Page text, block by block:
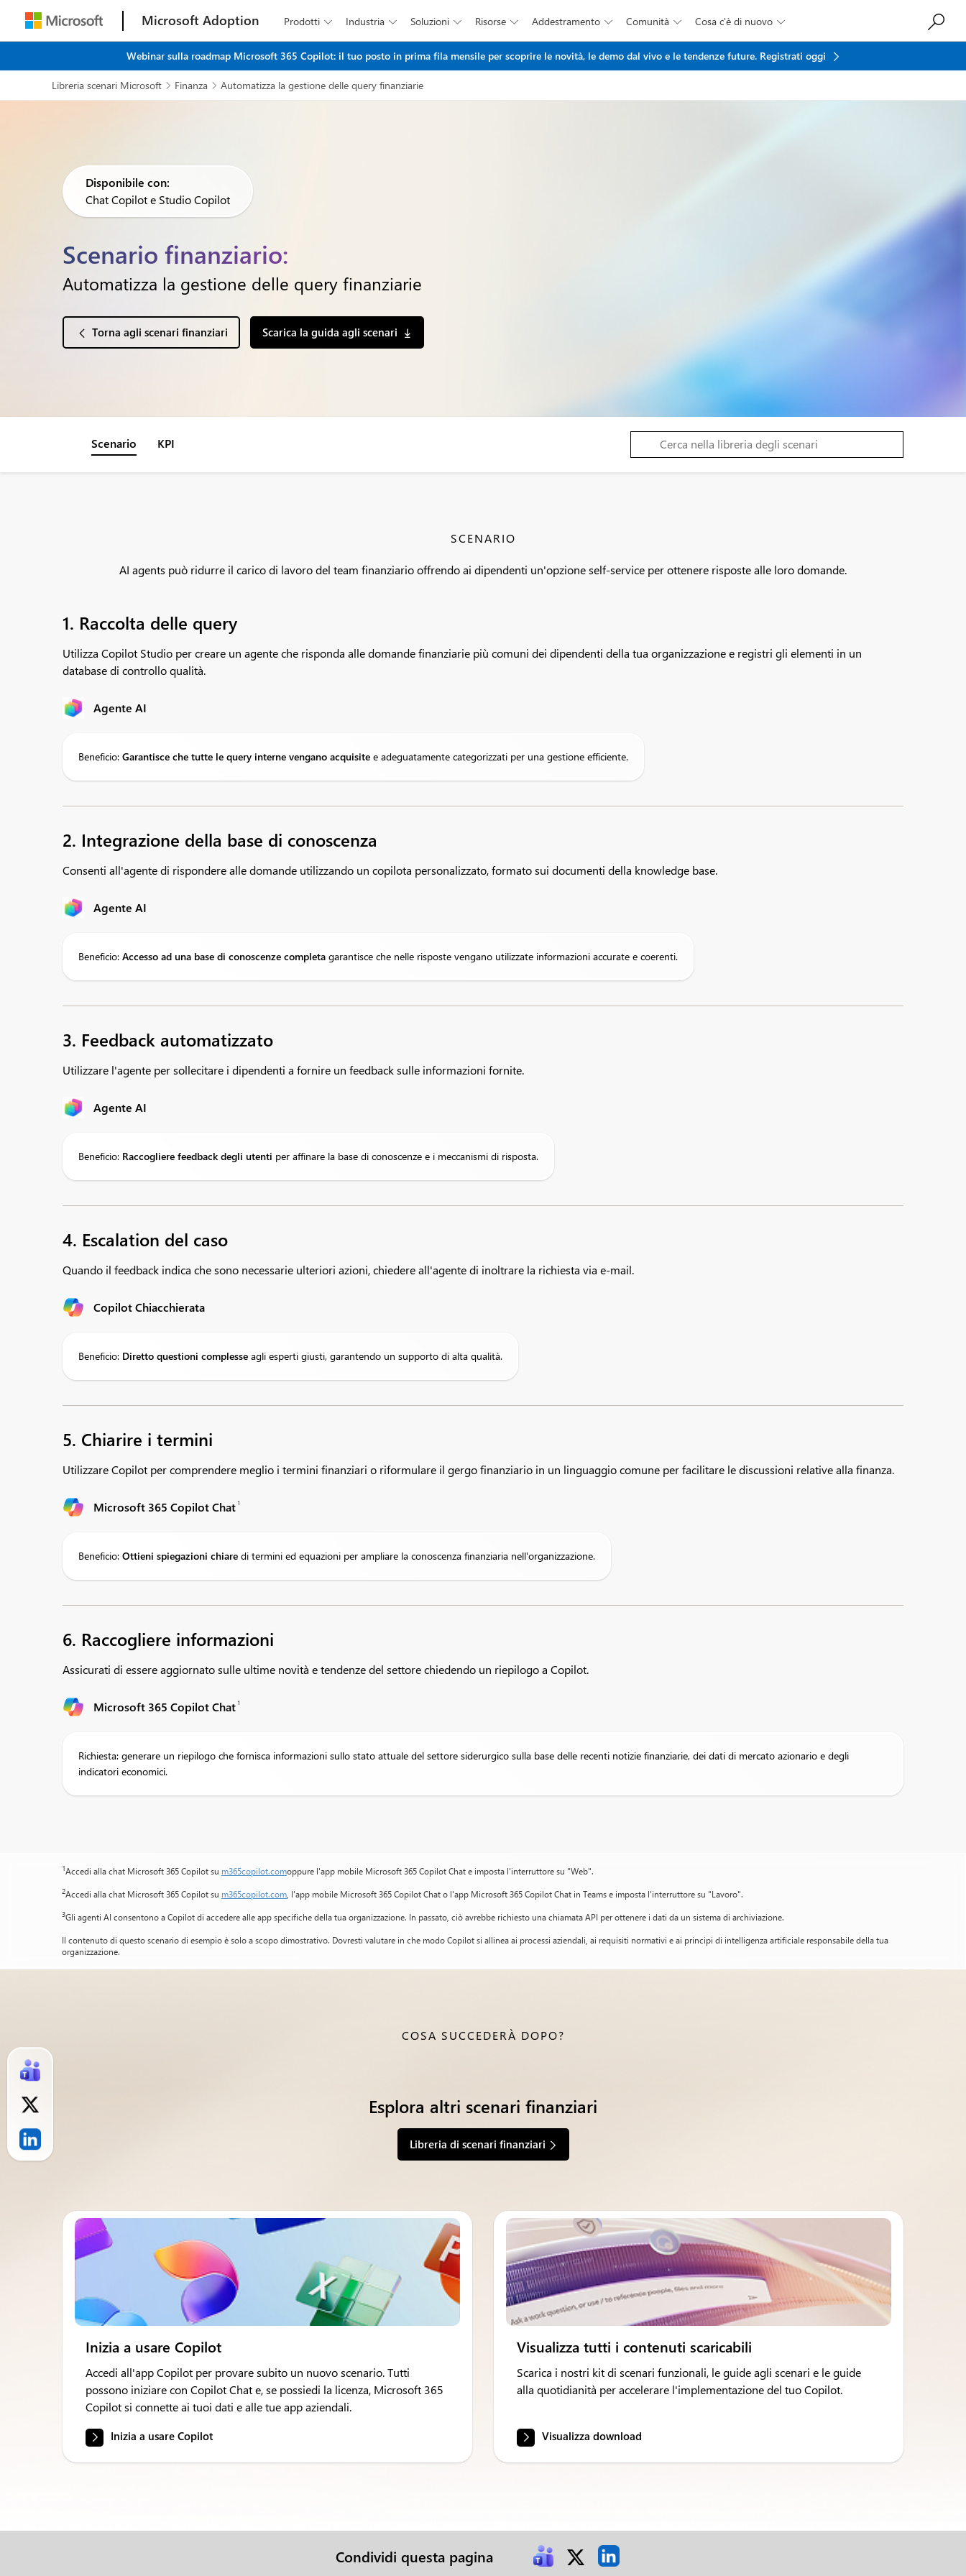
Microsoft Adoption Prodotti  Industria  Soluzioni  Risorse  Addestramento  Comunità  Cosa c'è di nuovo 
Webinar sulla roadmap Microsoft 365 Copilot: il tuo posto in prima fila mensile per scoprire le novità, le demo dal vivo e le tendenze future. Registrati oggi
Libreria scenari Microsoft  Finanza  Automatizza la gestione delle query finanziarie
Disponibile con:
Chat Copilot e Studio Copilot
Scenario finanziario:
Automatizza la gestione delle query finanziarie
Torna agli scenari finanziari Scarica la guida agli scenari
Scenario KPI
SCENARIO
AI agents può ridurre il carico di lavoro del team finanziario offrendo ai dipendenti un'opzione self-service per ottenere risposte alle loro domande.
1. Raccolta delle query
Utilizza Copilot Studio per creare un agente che risponda alle domande finanziarie più comuni dei dipendenti della tua organizzazione e registri gli elementi in un
database di controllo qualità.
Agente AI
Beneficio: Garantisce che tutte le query interne vengano acquisite e adeguatamente categorizzati per una gestione efficiente.
2. Integrazione della base di conoscenza
Consenti all'agente di rispondere alle domande utilizzando un copilota personalizzato, formato sui documenti della knowledge base.
Agente AI
Beneficio: Accesso ad una base di conoscenze completa garantisce che nelle risposte vengano utilizzate informazioni accurate e coerenti.
3. Feedback automatizzato
Utilizzare l'agente per sollecitare i dipendenti a fornire un feedback sulle informazioni fornite.
Agente AI
Beneficio: Raccogliere feedback degli utenti per affinare la base di conoscenze e i meccanismi di risposta.
4. Escalation del caso
Quando il feedback indica che sono necessarie ulteriori azioni, chiedere all'agente di inoltrare la richiesta via e-mail.
Copilot Chiacchierata
Beneficio: Diretto questioni complesse agli esperti giusti, garantendo un supporto di alta qualità.
5. Chiarire i termini
Utilizzare Copilot per comprendere meglio i termini finanziari o riformulare il gergo finanziario in un linguaggio comune per facilitare le discussioni relative alla finanza.
Microsoft 365 Copilot Chat 1
Beneficio: Ottieni spiegazioni chiare di termini ed equazioni per ampliare la conoscenza finanziaria nell'organizzazione.
6. Raccogliere informazioni
Assicurati di essere aggiornato sulle ultime novità e tendenze del settore chiedendo un riepilogo a Copilot.
Microsoft 365 Copilot Chat 1
Richiesta: generare un riepilogo che fornisca informazioni sullo stato attuale del settore siderurgico sulla base delle recenti notizie finanziarie, dei dati di mercato azionario e degli
indicatori economici.
1Accedi alla chat Microsoft 365 Copilot su m365copilot.comoppure l'app mobile Microsoft 365 Copilot Chat e imposta l'interruttore su "Web".
2Accedi alla chat Microsoft 365 Copilot su m365copilot.com , l'app mobile Microsoft 365 Copilot Chat o l'app Microsoft 365 Copilot Chat in Teams e imposta l'interruttore su "Lavoro".
3Gli agenti AI consentono a Copilot di accedere alle app specifiche della tua organizzazione. In passato, ciò avrebbe richiesto una chiamata API per ottenere i dati da un sistema di archiviazione.
Il contenuto di questo scenario di esempio è solo a scopo dimostrativo. Dovresti valutare in che modo Copilot si allinea ai processi aziendali, ai requisiti normativi e ai principi di intelligenza artificiale responsabile della tua
organizzazione.
COSA SUCCEDERÀ DOPO?
Esplora altri scenari finanziari
Libreria di scenari finanziari
Inizia a usare Copilot
Accedi all'app Copilot per provare subito un nuovo scenario. Tutti
possono iniziare con Copilot Chat e, se possiedi la licenza, Microsoft 365
Copilot si connette ai tuoi dati e alle tue app aziendali.
Inizia a usare Copilot
Visualizza tutti i contenuti scaricabili
Scarica i nostri kit di scenari funzionali, le guide agli scenari e le guide
alla quotidianità per accelerare l'implementazione del tuo Copilot.
Visualizza download
Condividi questa pagina